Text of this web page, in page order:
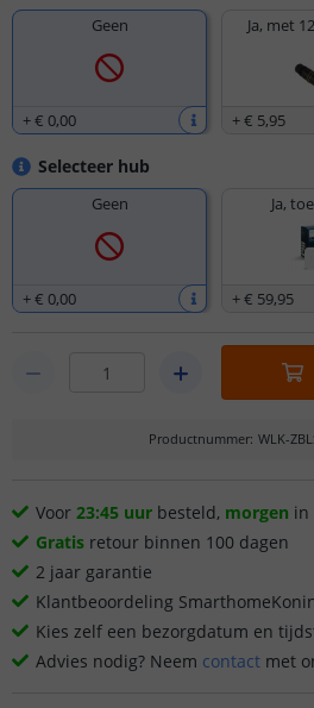
Geen
+€ 0,00
Ja, met
+€ 5,95
Selecteer hub
Geen
+€ 0,00
Ja,
+€ 59,95
Productnummer: WLK-
Voor 23:45 uur besteld, morgen in
Gratis retour binnen 100 dagen
2 jaar garantie
Klantbeoordeling
Kies zelf een bezorgdatum en
Advies nodig? Neem contact met